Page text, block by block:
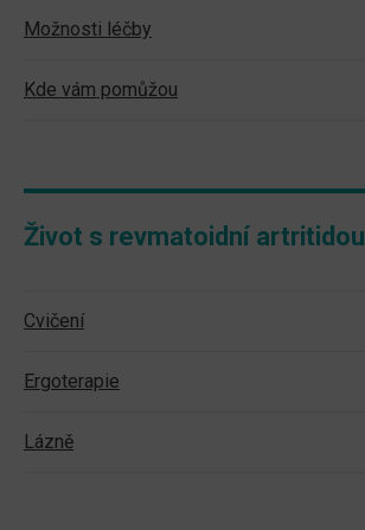
Možnosti léčby
Kde vám pomůžou
Život s revmatoidní artritidou
Cvičení
Ergoterapie
Lázně